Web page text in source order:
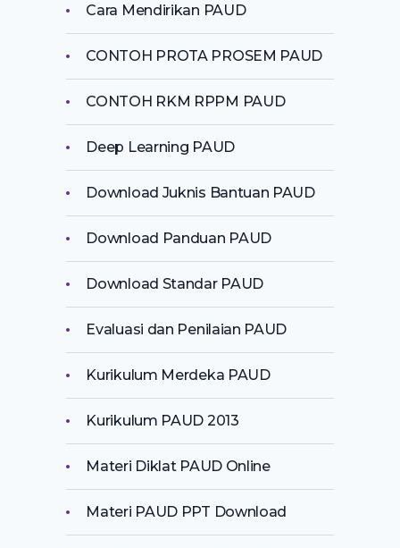
Cara Mendirikan PAUD
CONTOH PROTA PROSEM PAUD
CONTOH RKM RPPM PAUD
Deep Learning PAUD
Download Juknis Bantuan PAUD
Download Panduan PAUD
Download Standar PAUD
Evaluasi dan Penilaian PAUD
Kurikulum Merdeka PAUD
Kurikulum PAUD 2013
Materi Diklat PAUD Online
Materi PAUD PPT Download